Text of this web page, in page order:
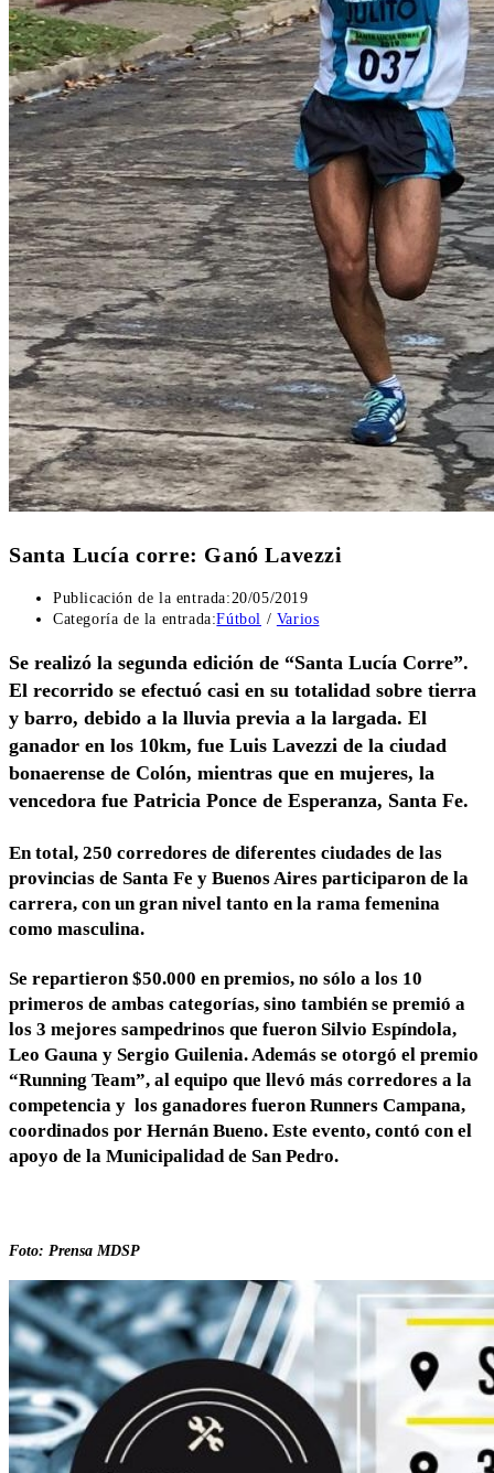
Santa Lucía corre: Ganó Lavezzi
Publicación de la entrada:20/05/2019
Categoría de la entrada:Fútbol / Varios
Se realizó la segunda edición de “Santa Lucía Corre”.
El recorrido se efectuó casi en su totalidad sobre tierra
y barro, debido a la lluvia previa a la largada. El
ganador en los 10km, fue Luis Lavezzi de la ciudad
bonaerense de Colón, mientras que en mujeres, la
vencedora fue Patricia Ponce de Esperanza, Santa Fe.
En total, 250 corredores de diferentes ciudades de las
provincias de Santa Fe y Buenos Aires participaron de la
carrera, con un gran nivel tanto en la rama femenina
como masculina.
Se repartieron $50.000 en premios, no sólo a los 10
primeros de ambas categorías, sino también se premió a
los 3 mejores sampedrinos que fueron Silvio Espíndola,
Leo Gauna y Sergio Guilenia. Además se otorgó el premio
“Running Team”, al equipo que llevó más corredores a la
competencia y los ganadores fueron Runners Campana,
coordinados por Hernán Bueno. Este evento, contó con el
apoyo de la Municipalidad de San Pedro.
Foto: Prensa MDSP